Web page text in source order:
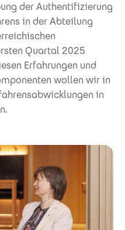
der Authentifizierung
in der Abteilung
Quartal 2025
Erfahrungen und
wollen wir in
in